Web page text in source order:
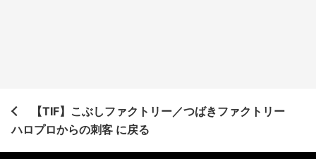
【TIF】こぶしファクトリー／つばきファクトリー
ハロプロからの刺客 に戻る